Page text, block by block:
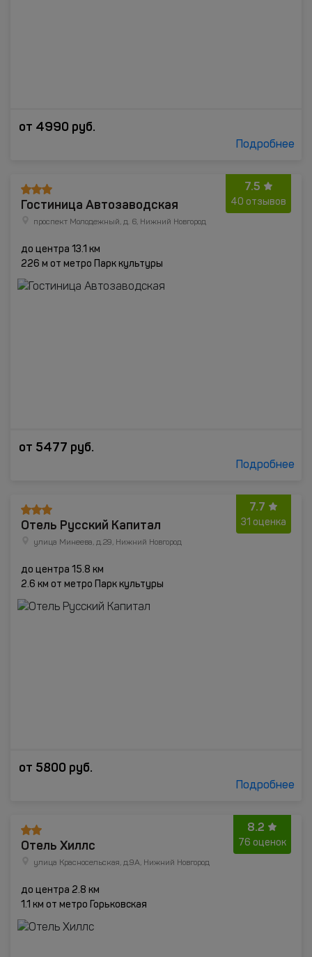
от 4990 руб.
Подробнее
7.5
40 отзывов
Гостиница Автозаводская
проспект Молодежный, д. 6, Нижний Новгород
до центра 13.1 км
226 м от метро Парк культуры
от 5477 руб.
Подробнее
7.7
31 оценка
Отель Русский Капитал
улица Минеева, д.29, Нижний Новгород
до центра 15.8 км
2.6 км от метро Парк культуры
от 5800 руб.
Подробнее
8.2
76 оценок
Отель Хиллс
улица Красносельская, д.9А, Нижний Новгород
до центра 2.8 км
1.1 км от метро Горьковская